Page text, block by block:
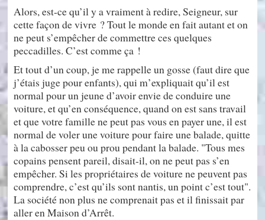
Alors, est-ce qu’il y a vraiment à redire, Seigneur, sur
cette façon de vivre ? Tout le monde en fait autant et on
ne peut s’empêcher de commettre ces quelques
peccadilles. C’est comme ça !
Et tout d’un coup, je me rappelle un gosse (faut dire que
j’étais juge pour enfants), qui m’expliquait qu’il est
normal pour un jeune d’avoir envie de conduire une
voiture, et qu’en conséquence, quand on est sans travail
et que votre famille ne peut pas vous en payer une, il est
normal de voler une voiture pour faire une balade, quitte
à la cabosser peu ou prou pendant la balade. "Tous mes
copains pensent pareil, disait-il, on ne peut pas s’en
empêcher. Si les propriétaires de voiture ne peuvent pas
comprendre, c’est qu’ils sont nantis, un point c’est tout".
La société non plus ne comprenait pas et il finissait par
aller en Maison d’Arrêt.